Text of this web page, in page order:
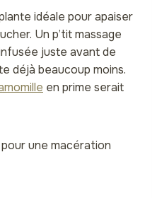
idéale pour apaiser
Un p’tit massage
juste avant de
déjà beaucoup moins.
en prime serait
une macération